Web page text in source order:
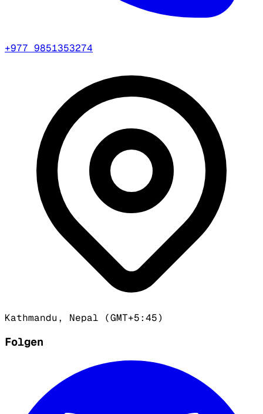
+977 9851353274
Kathmandu, Nepal (GMT+5:45)
Folgen